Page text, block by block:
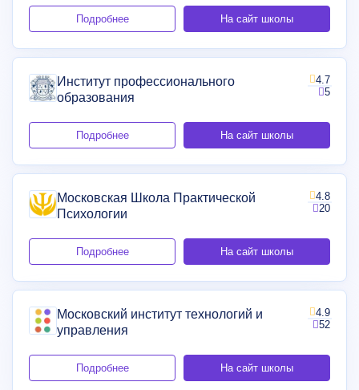
Подробнее На сайт школы
Институт профессионального
образования
4.7
5
Подробнее На сайт школы
Московская Школа Практической
Психологии
4.8
20
Подробнее На сайт школы
Московский институт технологий и
управления
4.9
52
Подробнее На сайт школы